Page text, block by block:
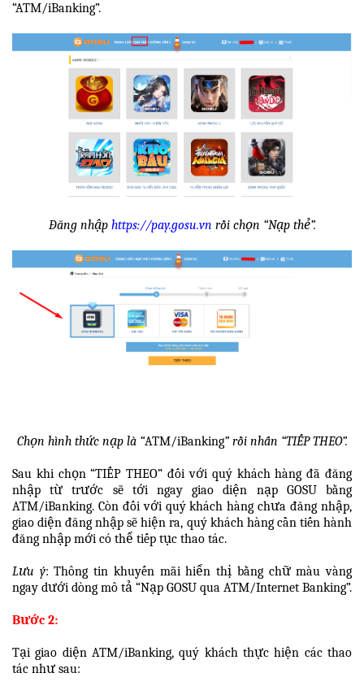
“ATM/iBanking”.
Đăng nhập https://pay.gosu.vn rồi chọn “Nạp thẻ”.
Chọn hình thức nạp là “ATM/iBanking” rồi nhấn “TIẾP THEO”.
Sau khi chọn “TIẾP THEO” đối với quý khách hàng đã đăng
nhập từ trước sẽ tới ngay giao diện nạp GOSU bằng
ATM/iBanking. Còn đối với quý khách hàng chưa đăng nhập,
giao diện đăng nhập sẽ hiện ra, quý khách hàng cần tiến hành
đăng nhập mới có thể tiếp tục thao tác.
Lưu ý: Thông tin khuyến mãi hiển thị bằng chữ màu vàng
ngay dưới dòng mô tả “Nạp GOSU qua ATM/Internet Banking”.
Bước 2:
Tại giao diện ATM/iBanking, quý khách thực hiện các thao
tác như sau: